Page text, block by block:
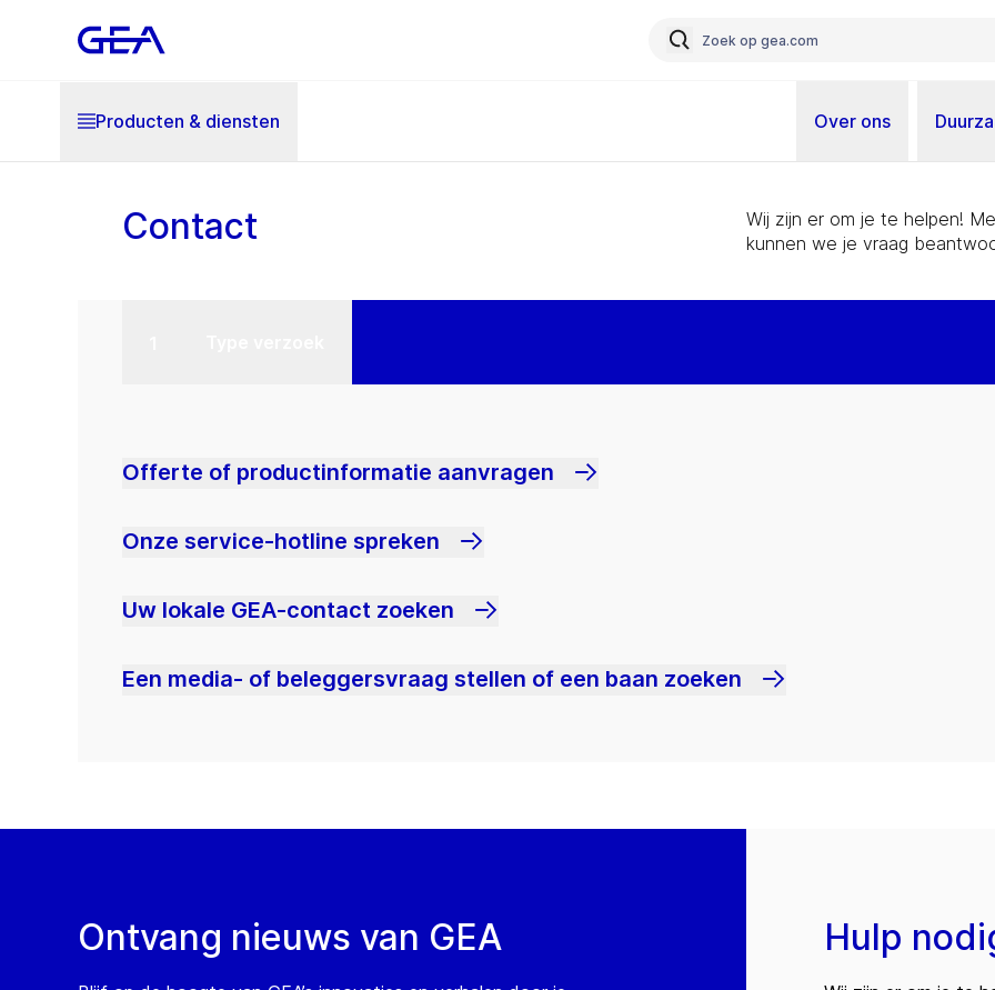
Producten & diensten Over ons
Contact
Wij zijn er om je te helpen!
kunnen we je vraag
Offerte of productinformatie aanvragen
Onze service-hotline spreken
Uw lokale GEA-contact zoeken
Een media- of beleggersvraag stellen of een baan zoeken
Ontvang nieuws van GEA Hulp